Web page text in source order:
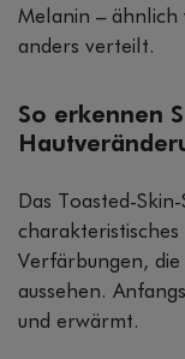
Melanin – ähnlich
anders verteilt.
So erkennen
Das Toasted-
Verfärbungen, die
aussehen.
und erwärmt.